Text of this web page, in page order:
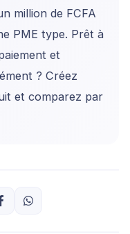
million de FCFA
PME type. Prêt à
et
? Créez
et comparez par